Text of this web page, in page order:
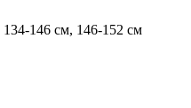
134-146 см, 146-152 см